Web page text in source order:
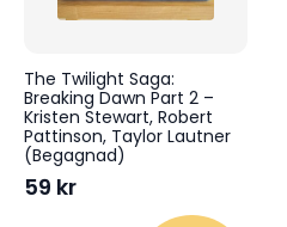
The Twilight Saga:
Breaking Dawn Part 2 –
Kristen Stewart, Robert
Pattinson, Taylor Lautner
(Begagnad)
59 kr